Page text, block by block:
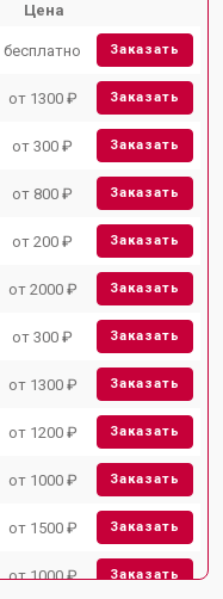
Цена
бесплатно Заказать
от 1300 ₽ Заказать
от 300 ₽ Заказать
от 800 ₽ Заказать
от 200 ₽ Заказать
от 2000 ₽ Заказать
от 300 ₽ Заказать
от 1300 ₽ Заказать
от 1200 ₽ Заказать
от 1000 ₽ Заказать
от 1500 ₽ Заказать
от 1000 ₽ Заказать